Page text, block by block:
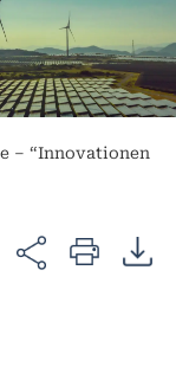
– “Innovationen